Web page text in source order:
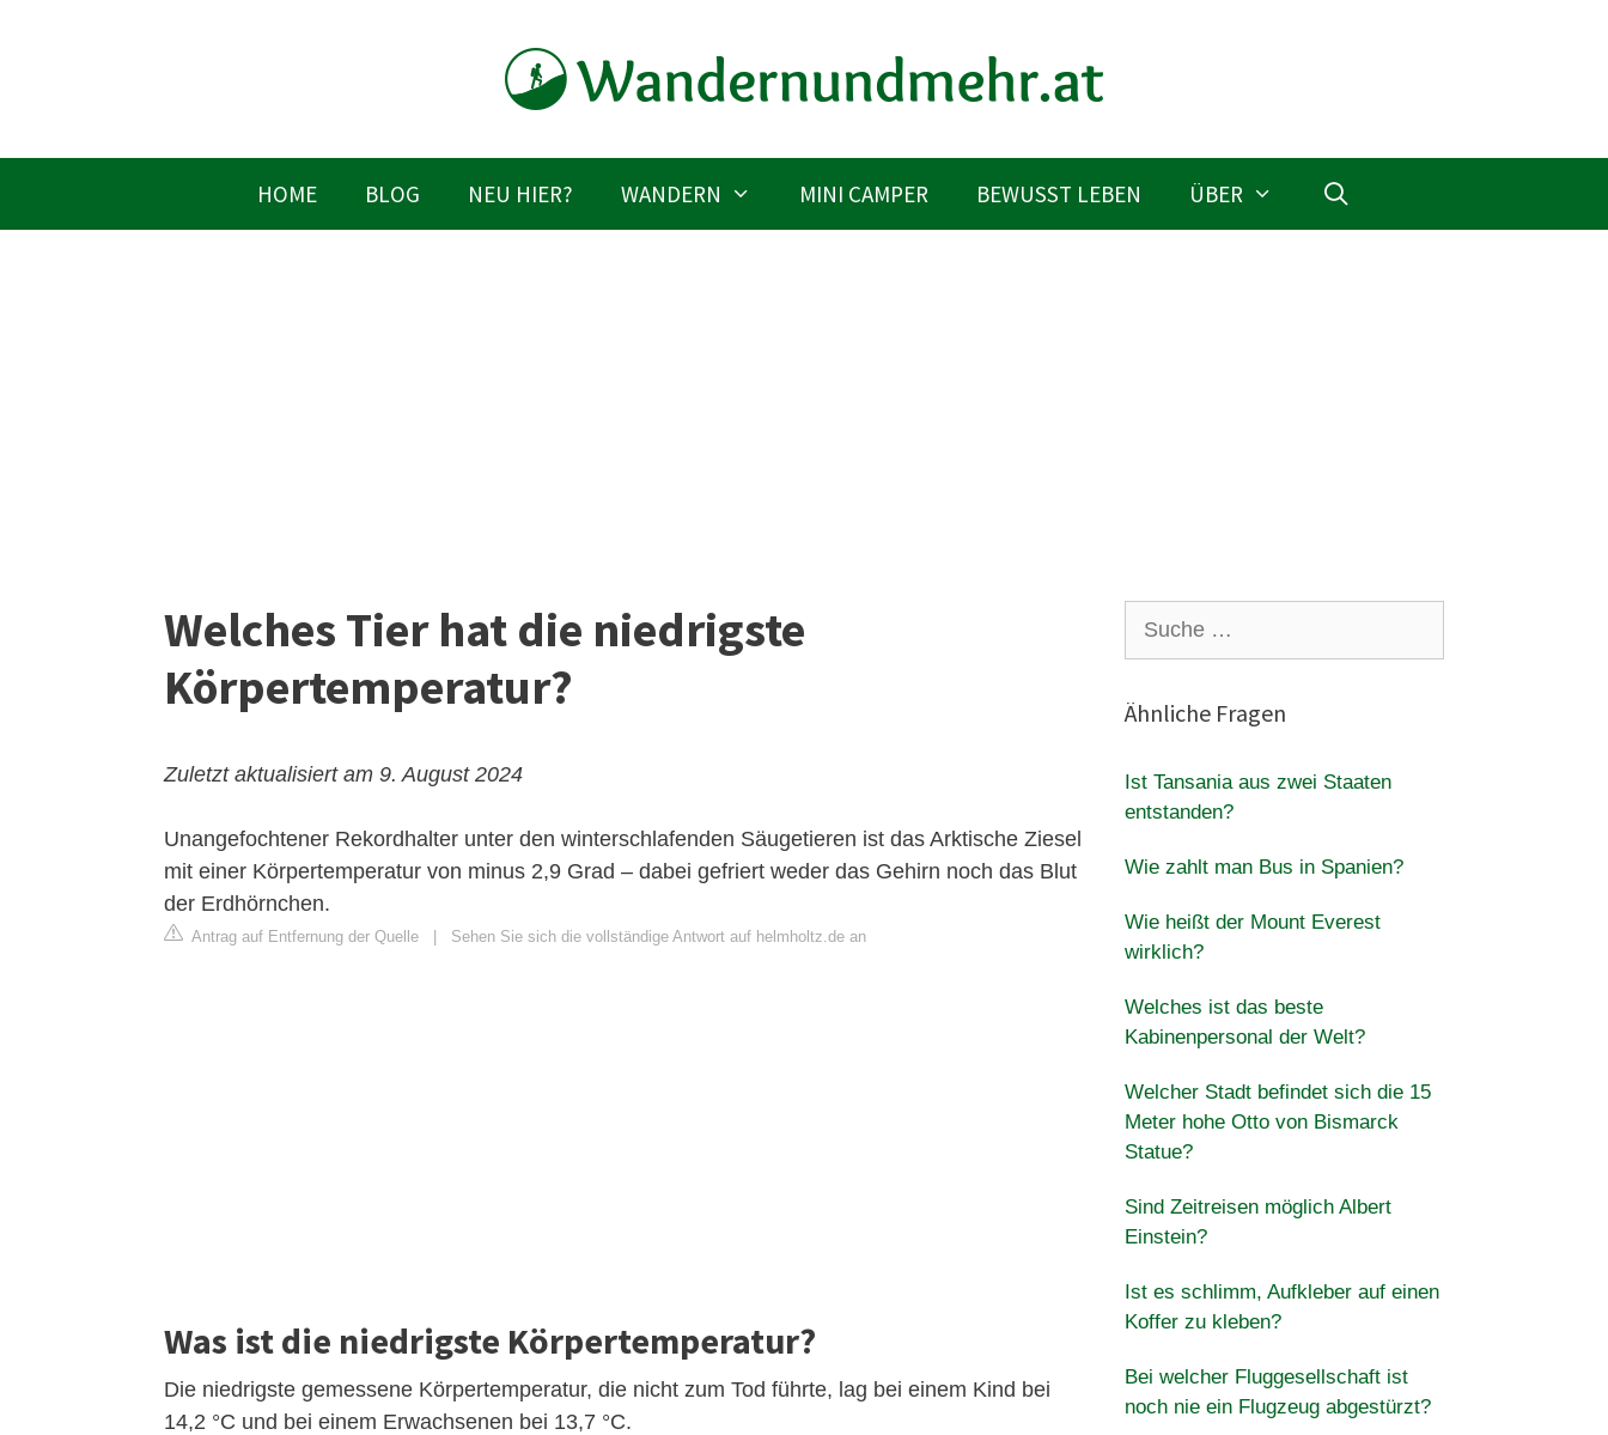
HOME BLOG NEU HIER? WANDERN MINI CAMPER BEWUSST LEBEN ÜBER
Welches Tier hat die niedrigste
Körpertemperatur?
Zuletzt aktualisiert am 9. August 2024
Unangefochtener Rekordhalter unter den winterschlafenden Säugetieren ist das Arktische Ziesel
mit einer Körpertemperatur von minus 2,9 Grad – dabei gefriert weder das Gehirn noch das Blut
der Erdhörnchen.
Antrag auf Entfernung der Quelle Sehen Sie sich die vollständige Antwort auf helmholtz.de an
Was ist die niedrigste Körpertemperatur?
Die niedrigste gemessene Körpertemperatur, die nicht zum Tod führte, lag bei einem Kind bei
14,2 °C und bei einem Erwachsenen bei 13,7 °C.
nach:
Ähnliche Fragen
Ist Tansania aus zwei Staaten
entstanden?
Wie zahlt man Bus in Spanien?
Wie heißt der Mount Everest
wirklich?
Welches ist das beste
Kabinenpersonal der Welt?
Welcher Stadt befindet sich die 15
Meter hohe Otto von Bismarck
Statue?
Sind Zeitreisen möglich Albert
Einstein?
Ist es schlimm, Aufkleber auf einen
Koffer zu kleben?
Bei welcher Fluggesellschaft ist
noch nie ein Flugzeug abgestürzt?